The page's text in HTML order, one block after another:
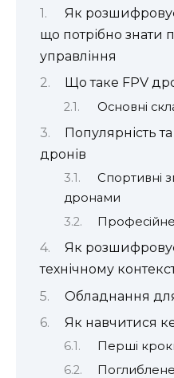
Як
що потрібно знати
управління
Що таке FPV
Основні
Популярність
дронів
Спортивні
дронами
Як
технічному
Обладнання
Як навчитися
Перші